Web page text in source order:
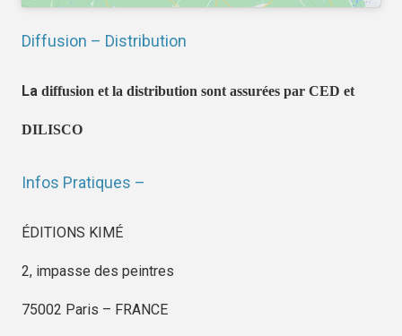
Diffusion – Distribution
La diffusion et la distribution sont assurées par CED et
DILISCO
Infos Pratiques –
ÉDITIONS KIMÉ
2, impasse des peintres
75002 Paris – FRANCE